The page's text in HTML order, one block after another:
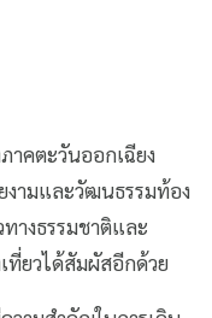
าคตะวันออกเฉียง
งามและวัฒนธรรมท้อง
างธรรมชาติและ
ที่ยวได้สัมผัสอีกด้วย